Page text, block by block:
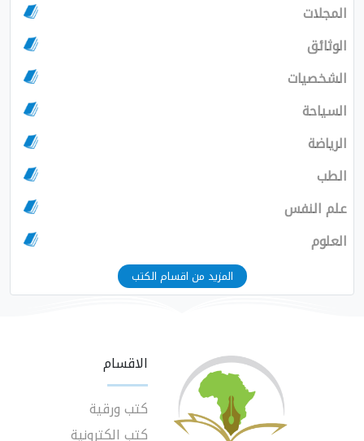
المجلات
الوثائق
الشخصيات
السياحة
الرياضة
الطب
علم النفس
العلوم
المزيد من اقسام الكتب
الاقسام
كتب ورقية
كتب الكترونية